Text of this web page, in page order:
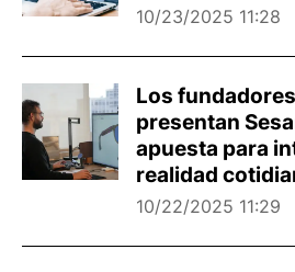
10/23/2025 11:28
Los
presentan
apuesta para
realidad
10/22/2025 11:29